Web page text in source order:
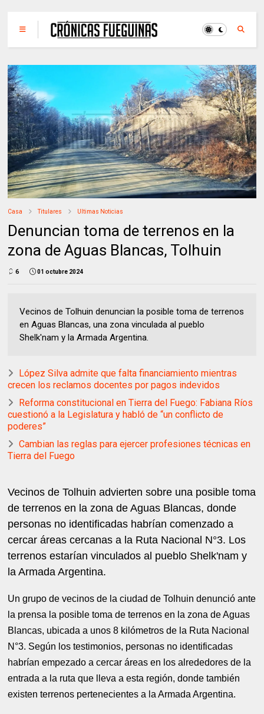
Casa Titulares Ultimas Noticias
Denuncian toma de terrenos en la
zona de Aguas Blancas, Tolhuin
6 01 octubre 2024
Vecinos de Tolhuin denuncian la posible toma de terrenos
en Aguas Blancas, una zona vinculada al pueblo
Shelk'nam y la Armada Argentina.
López Silva admite que falta financiamiento mientras
crecen los reclamos docentes por pagos indevidos
Reforma constitucional en Tierra del Fuego: Fabiana Ríos
cuestionó a la Legislatura y habló de “un conflicto de
poderes”
Cambian las reglas para ejercer profesiones técnicas en
Tierra del Fuego
Vecinos de Tolhuin advierten sobre una posible toma
de terrenos en la zona de Aguas Blancas, donde
personas no identificadas habrían comenzado a
cercar áreas cercanas a la Ruta Nacional N°3. Los
terrenos estarían vinculados al pueblo Shelk'nam y
la Armada Argentina.
Un grupo de vecinos de la ciudad de Tolhuin denunció ante
la prensa la posible toma de terrenos en la zona de Aguas
Blancas, ubicada a unos 8 kilómetros de la Ruta Nacional
N°3. Según los testimonios, personas no identificadas
habrían empezado a cercar áreas en los alrededores de la
entrada a la ruta que lleva a esta región, donde también
existen terrenos pertenecientes a la Armada Argentina.